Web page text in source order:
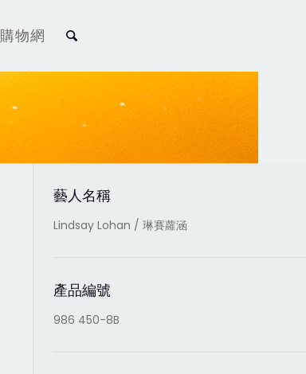
購物網
藝人名稱
Lindsay Lohan / 琳賽蘿涵
產品編號
986 450-8B